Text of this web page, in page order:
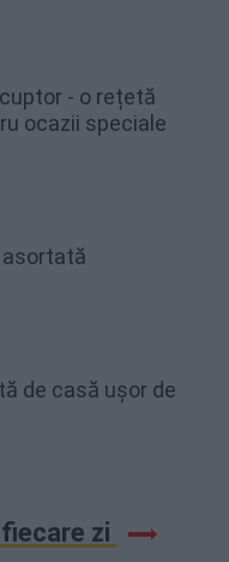
- o rețetă
ocazii speciale
asortată
de casă ușor de
zi